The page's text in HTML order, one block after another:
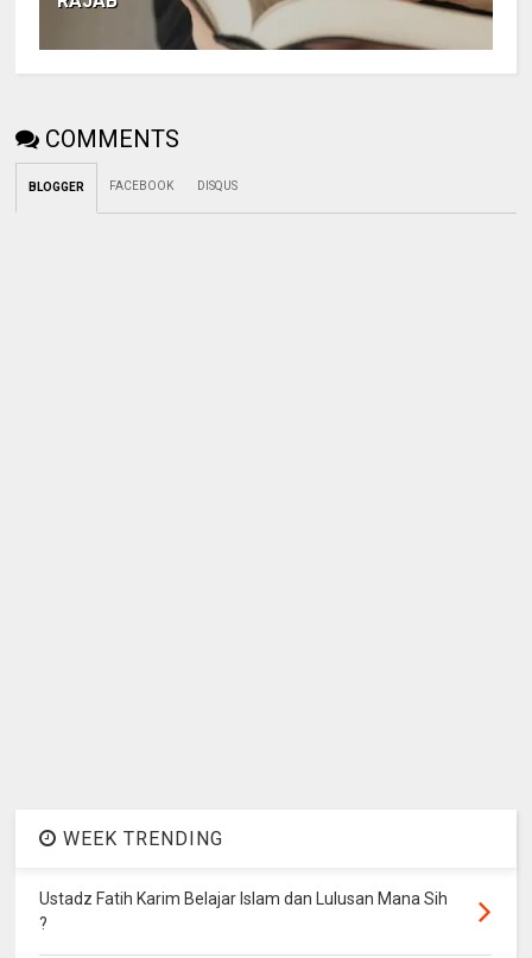
COMMENTS
BLOGGER FACEBOOK DISQUS
WEEK TRENDING
Ustadz Fatih Karim Belajar Islam dan Lulusan Mana Sih
?